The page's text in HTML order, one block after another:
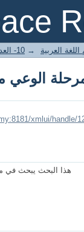
مرحلة الوعي من 1863-
العربية → 10- العدد العاشر
الوعي من 1863-
xmlui/handle/
هذا البحث يبحث في مرحلة